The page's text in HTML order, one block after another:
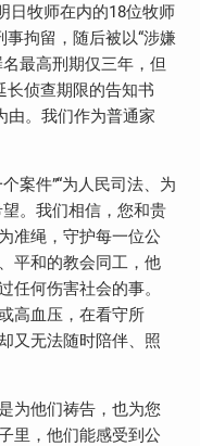
日牧师在内的18位牧师
拘留，随后被以“涉嫌
最高刑期仅三年，但
长侦查期限的告知书
由。我们作为普通家
案件”“为人民司法、为
。我们相信，您和贵
准绳，守护每一位公
平和的教会同工，他
任何伤害社会的事。
高血压，在看守所
又无法随时陪伴、照
为他们祷告，也为您
里，他们能感受到公